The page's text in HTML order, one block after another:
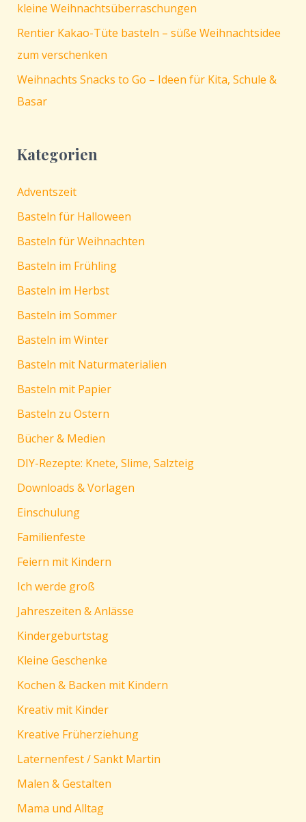
kleine Weihnachtsüberraschungen
Rentier Kakao-Tüte basteln – süße Weihnachtsidee
zum verschenken
Weihnachts Snacks to Go – Ideen für Kita, Schule &
Basar
Kategorien
Adventszeit
Basteln für Halloween
Basteln für Weihnachten
Basteln im Frühling
Basteln im Herbst
Basteln im Sommer
Basteln im Winter
Basteln mit Naturmaterialien
Basteln mit Papier
Basteln zu Ostern
Bücher & Medien
DIY-Rezepte: Knete, Slime, Salzteig
Downloads & Vorlagen
Einschulung
Familienfeste
Feiern mit Kindern
Ich werde groß
Jahreszeiten & Anlässe
Kindergeburtstag
Kleine Geschenke
Kochen & Backen mit Kindern
Kreativ mit Kinder
Kreative Früherziehung
Laternenfest / Sankt Martin
Malen & Gestalten
Mama und Alltag